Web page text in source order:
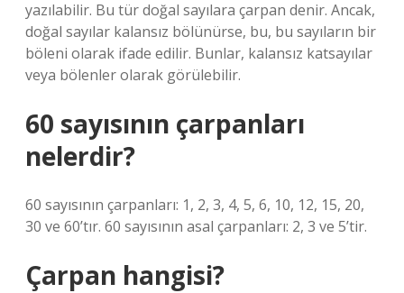
yazılabilir. Bu tür doğal sayılara çarpan denir. Ancak,
doğal sayılar kalansız bölünürse, bu, bu sayıların bir
böleni olarak ifade edilir. Bunlar, kalansız katsayılar
veya bölenler olarak görülebilir.
60 sayısının çarpanları
nelerdir?
60 sayısının çarpanları: 1, 2, 3, 4, 5, 6, 10, 12, 15, 20,
30 ve 60’tır. 60 sayısının asal çarpanları: 2, 3 ve 5’tir.
Çarpan hangisi?